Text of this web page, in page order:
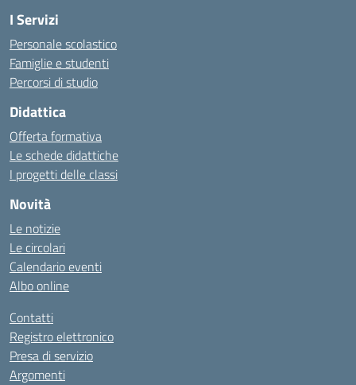
I Servizi
Personale scolastico
Famiglie e studenti
Percorsi di studio
Didattica
Offerta formativa
Le schede didattiche
I progetti delle classi
Novità
Le notizie
Le circolari
Calendario eventi
Albo online
Contatti
Registro elettronico
Presa di servizio
Argomenti